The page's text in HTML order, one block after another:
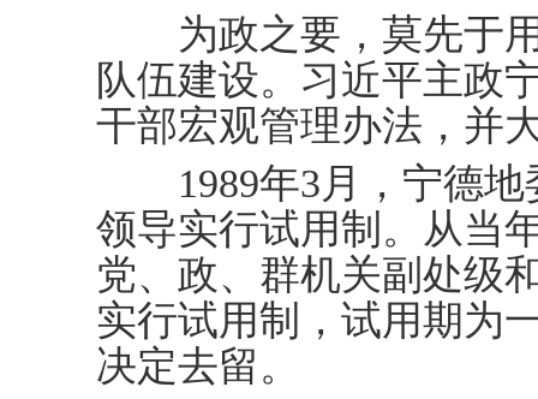
为政之要，莫先于用
队伍建设。习近平主政
干部宏观管理办法，并
1989年3月，宁德地
领导实行试用制。从当
党、政、群机关副处级
实行试用制，试用期为
决定去留。